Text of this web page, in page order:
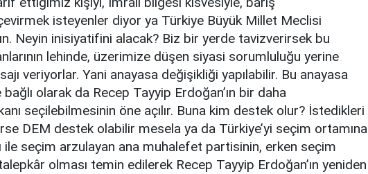
isteyenler diyor ya Türkiye Büyük Millet Meclisi
Neyin inisiyatifini alacak? Biz bir yerde tavizverirsek bu
lehinde, üzerimize düşen siyasi sorumluluğu yerine
veriyorlar. Yani anayasa değişikliği yapılabilir. Bu anayasa
olarak da Recep Tayyip Erdoğan’ın bir daha
seçilebilmesinin öne açılır. Buna kim destek olur? İstedikleri
DEM destek olabilir mesela ya da Türkiye’yi seçim ortamına
ile seçim arzulayan ana muhalefet partisinin, erken seçim
olması temin edilerek Recep Tayyip Erdoğan’ın yeniden